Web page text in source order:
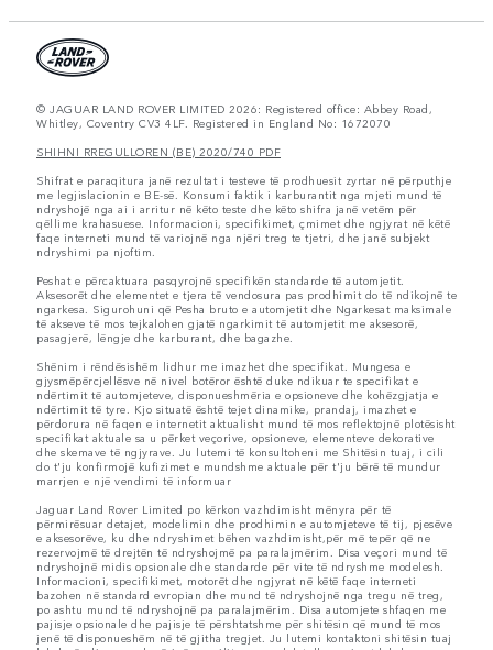
© JAGUAR LAND ROVER LIMITED 2026: Registered office: Abbey Road,
Whitley, Coventry CV3 4LF. Registered in England No: 1672070
SHIHNI RREGULLOREN (BE) 2020/740 PDF
Shifrat e paraqitura janë rezultat i testeve të prodhuesit zyrtar në përputhje
me legjislacionin e BE-së. Konsumi faktik i karburantit nga mjeti mund të
ndryshojë nga ai i arritur në këto teste dhe këto shifra janë vetëm për
qëllime krahasuese. Informacioni, specifikimet, çmimet dhe ngjyrat në këtë
faqe interneti mund të variojnë nga njëri treg te tjetri, dhe janë subjekt
ndryshimi pa njoftim.
Peshat e përcaktuara pasqyrojnë specifikën standarde të automjetit.
Aksesorët dhe elementet e tjera të vendosura pas prodhimit do të ndikojnë te
ngarkesa. Sigurohuni që Pesha bruto e automjetit dhe Ngarkesat maksimale
të akseve të mos tejkalohen gjatë ngarkimit të automjetit me aksesorë,
pasagjerë, lëngje dhe karburant, dhe bagazhe.
Shënim i rëndësishëm lidhur me imazhet dhe specifikat. Mungesa e
gjysmëpërcjellësve në nivel botëror është duke ndikuar te specifikat e
ndërtimit të automjeteve, disponueshmëria e opsioneve dhe kohëzgjatja e
ndërtimit të tyre. Kjo situatë është tejet dinamike, prandaj, imazhet e
përdorura në faqen e internetit aktualisht mund të mos reflektojnë plotësisht
specifikat aktuale sa u përket veçorive, opsioneve, elementeve dekorative
dhe skemave të ngjyrave. Ju lutemi të konsultoheni me Shitësin tuaj, i cili
do t'ju konfirmojë kufizimet e mundshme aktuale për t'ju bërë të mundur
marrjen e një vendimi të informuar
Jaguar Land Rover Limited po kërkon vazhdimisht mënyra për të
përmirësuar detajet, modelimin dhe prodhimin e automjeteve të tij, pjesëve
e aksesorëve, ku dhe ndryshimet bëhen vazhdimisht,për më tepër që ne
rezervojmë të drejtën të ndryshojmë pa paralajmërim. Disa veçori mund të
ndryshojnë midis opsionale dhe standarde për vite të ndryshme modelesh.
Informacioni, specifikimet, motorët dhe ngjyrat në këtë faqe interneti
bazohen në standard evropian dhe mund të ndryshojnë nga tregu në treg,
po ashtu mund të ndryshojnë pa paralajmërim. Disa automjete shfaqen me
pajisje opsionale dhe pajisje të përshtatshme për shitësin që mund të mos
jenë të disponueshëm në të gjitha tregjet. Ju lutemi kontaktoni shitësin tuaj